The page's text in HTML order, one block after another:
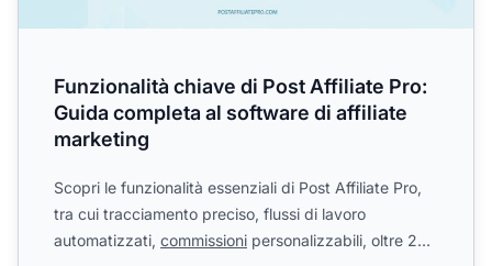
Funzionalità chiave di Post Affiliate Pro:
Guida completa al software di affiliate
marketing
Scopri le funzionalità essenziali di Post Affiliate Pro,
tra cui tracciamento preciso, flussi di lavoro
automatizzati, commissioni personalizzabili, oltre 220